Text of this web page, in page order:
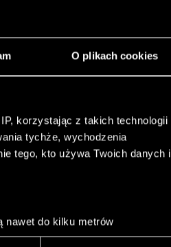
O plikach cookies
korzystając z takich technologii
tychże, wychodzenia
tego, kto używa Twoich danych i
nawet do kilku metrów
zbiory danych (fingerprinting,